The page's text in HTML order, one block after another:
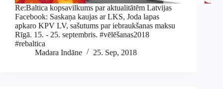
Re:Baltica kopsavilkums par aktualitātēm Latvijas
Facebook: Saskaņa kaujas ar LKS, Joda lapas
apkaro KPV LV, sašutums par iebraukšanas maksu
Rīgā. 15. - 25. septembris. #vēlēšanas2018
#rebaltica
Madara Indāne
25. Sep, 2018